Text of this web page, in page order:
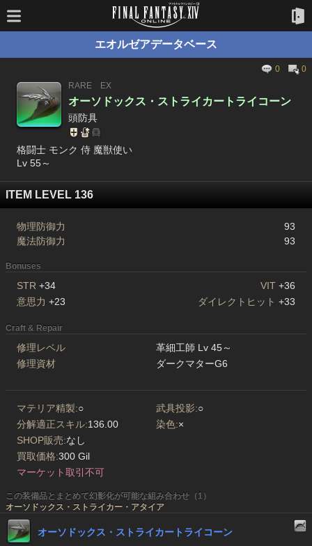
エオルゼアデータベース
0
0
RARE
EX
オーソドックス・ストライカートライコーン
頭防具
格闘士 モンク 侍 魔獣使い
Lv 55～
ITEM LEVEL 136
物理防御力
93
魔法防御力
93
Bonuses
STR +34 VIT +36
意思力 +23 ダイレクトヒット +33
Craft & Repair
修理レベル
革細工師 Lv 45～
修理資材
ダークマターG6
マテリア精製:○ 武具投影:○
分解適正スキル:136.00 染色:×
SHOP販売:なし
買取価格:300 Gil
マーケット取引不可
この装備品とまとめて幻影化が可能な組み合わせ（1）
オーソドックス・ストライカー・アタイア
オーソドックス・ストライカートライコーン